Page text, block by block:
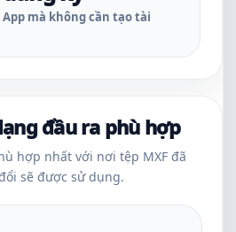
mà không cần tạo tài
đầu ra phù hợp
hợp nhất với nơi tệp MXF đã
sẽ được sử dụng.